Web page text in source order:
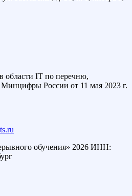
области IT по перечню,
России от 11 мая 2023 г.
обучения» 2026 ИНН: